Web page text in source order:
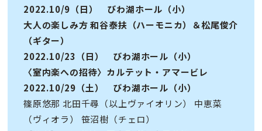
2022.10/9（日） びわ湖ホール（小）
大人の楽しみ方 和谷泰扶（ハーモニカ）＆松尾俊介
（ギター）
2022.10/23（日） びわ湖ホール（小）
〈室内楽への招待〉カルテット・アマービレ
2022.10/29（土） びわ湖ホール（小）
篠原悠那 北田千尋（以上ヴァイオリン） 中恵菜
（ヴィオラ） 笹沼樹（チェロ）